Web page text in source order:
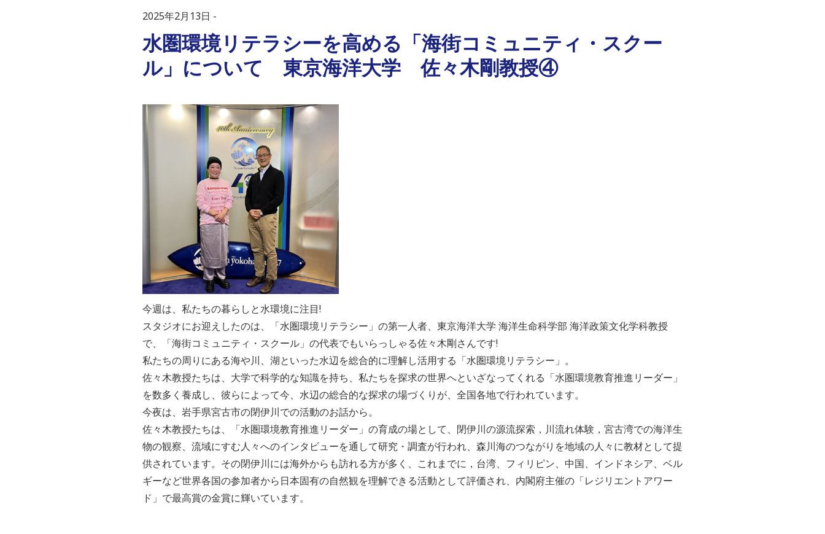
2025年2月13日
水圏環境リテラシーを高める「海街コミュニティ・スクー
ル」について 東京海洋大学 佐々木剛教授④
今週は、私たちの暮らしと水環境に注目!
スタジオにお迎えしたのは、「水圏環境リテラシー」の第一人者、東京海洋大学 海洋生命科学部 海洋政策文化学科教授
で、「海街コミュニティ・スクール」の代表でもいらっしゃる佐々木剛さんです!
私たちの周りにある海や川、湖といった水辺を総合的に理解し活用する「水圏環境リテラシー」。
佐々木教授たちは、大学で科学的な知識を持ち、私たちを探求の世界へといざなってくれる「水圏環境教育推進リーダー」
を数多く養成し、彼らによって今、水辺の総合的な探求の場づくりが、全国各地で行われています。
今夜は、岩手県宮古市の閉伊川での活動のお話から。
佐々木教授たちは、「水圏環境教育推進リーダー」の育成の場として、閉伊川の源流探索，川流れ体験，宮古湾での海洋生
物の観察、流域にすむ人々へのインタビューを通して研究・調査が行われ、森川海のつながりを地域の人々に教材として提
供されています。その閉伊川には海外からも訪れる方が多く、これまでに，台湾、フィリピン、中国、インドネシア、ベル
ギーなど世界各国の参加者から日本固有の自然観を理解できる活動として評価され、内閣府主催の「レジリエントアワー
ド」で最高賞の金賞に輝いています。